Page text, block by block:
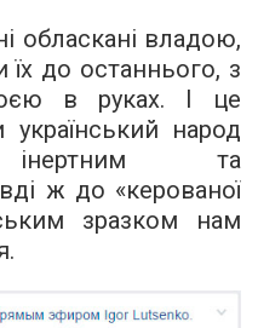
обласкані владою,
до останнього, з
в руках. І це
народ
інертним та
ж до «керованої
зразком нам